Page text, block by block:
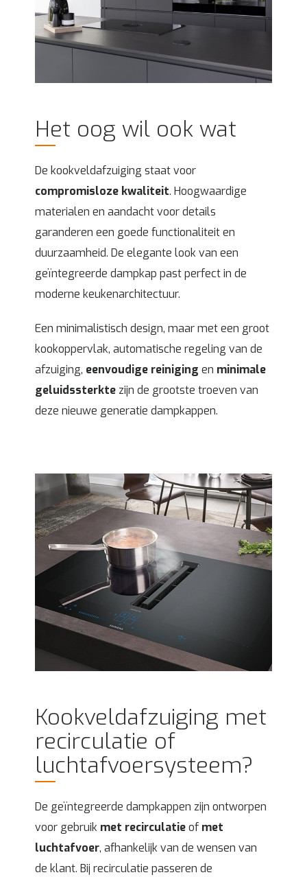
Het oog wil ook wat
De kookveldafzuiging staat voor
compromisloze kwaliteit. Hoogwaardige
materialen en aandacht voor details
garanderen een goede functionaliteit en
duurzaamheid. De elegante look van een
geïntegreerde dampkap past perfect in de
moderne keukenarchitectuur.
Een minimalistisch design, maar met een groot
kookoppervlak, automatische regeling van de
afzuiging, eenvoudige reiniging en minimale
geluidssterkte zijn de grootste troeven van
deze nieuwe generatie dampkappen.
Kookveldafzuiging met
recirculatie of
luchtafvoersysteem?
De geïntegreerde dampkappen zijn ontworpen
voor gebruik met recirculatieof met
luchtafvoer, afhankelijk van de wensen van
de klant. Bij recirculatie passeren de